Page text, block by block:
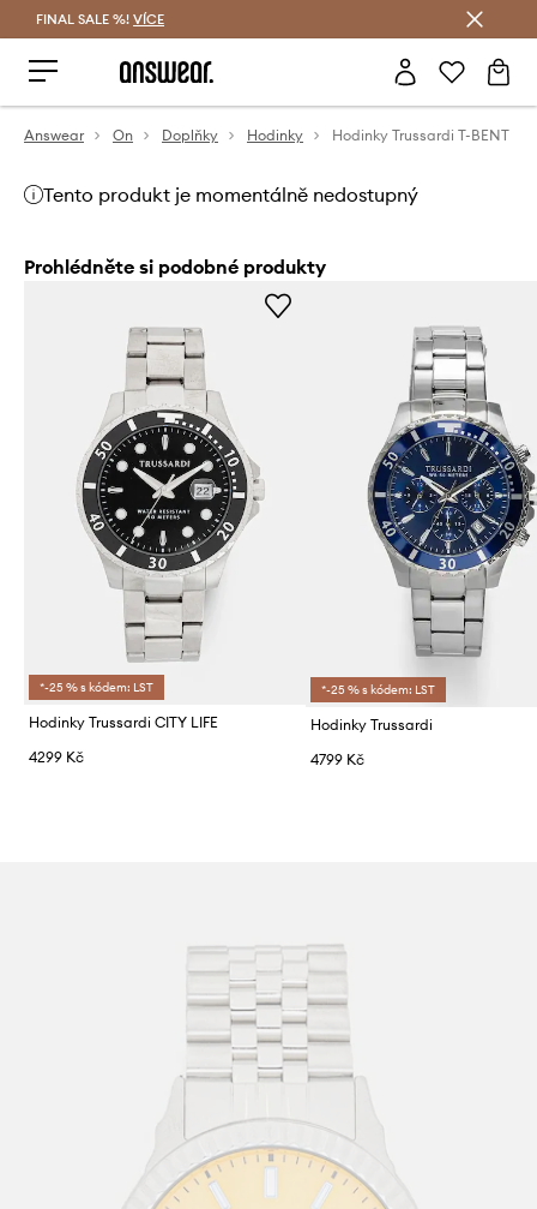
FINAL SALE %! VÍCE
Answear On Doplňky Hodinky Hodinky Trussardi T-BENT
Tento produkt je momentálně nedostupný
Prohlédněte si podobné produkty
*-25 % s kódem: LST
Hodinky Trussardi CITY LIFE
4299 Kč
*-25 % s kódem: LST
Hodinky Trussardi
4799 Kč